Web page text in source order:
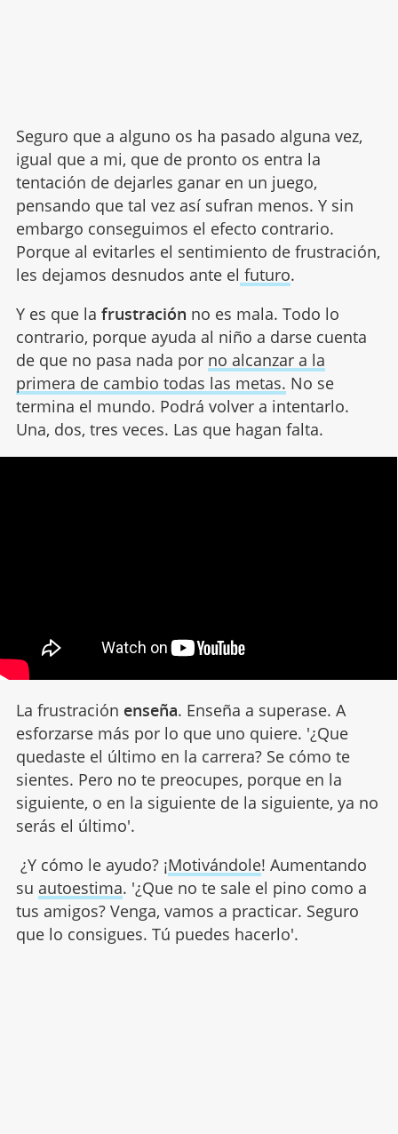
Seguro que a alguno os ha pasado alguna vez,
igual que a mi, que de pronto os entra la
tentación de dejarles ganar en un juego,
pensando que tal vez así sufran menos. Y sin
embargo conseguimos el efecto contrario.
Porque al evitarles el sentimiento de frustración,
les dejamos desnudos ante el futuro.
Y es que la frustración no es mala. Todo lo
contrario, porque ayuda al niño a darse cuenta
de que no pasa nada por no alcanzar a la
primera de cambio todas las metas. No se
termina el mundo. Podrá volver a intentarlo.
Una, dos, tres veces. Las que hagan falta.
La frustración enseña. Enseña a superase. A
esforzarse más por lo que uno quiere. '¿Que
quedaste el último en la carrera? Se cómo te
sientes. Pero no te preocupes, porque en la
siguiente, o en la siguiente de la siguiente, ya no
serás el último'.
¿Y cómo le ayudo? ¡Motivándole! Aumentando
su autoestima. '¿Que no te sale el pino como a
tus amigos? Venga, vamos a practicar. Seguro
que lo consigues. Tú puedes hacerlo'.